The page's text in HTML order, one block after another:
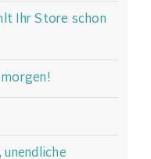
Ihr Store schon
morgen!
unendliche